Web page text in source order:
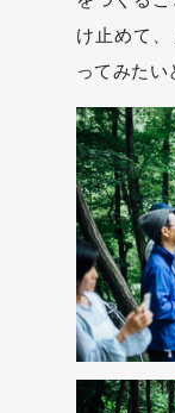
け止めて
ってみたい